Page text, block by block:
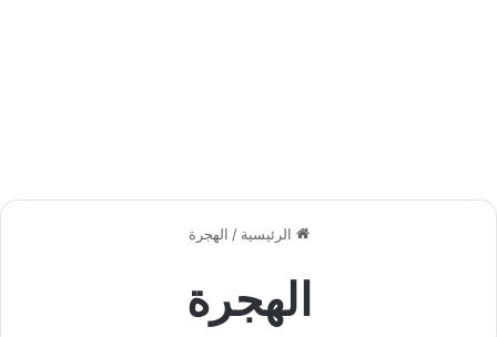
الرئيسية / الهجرة
الهجرة